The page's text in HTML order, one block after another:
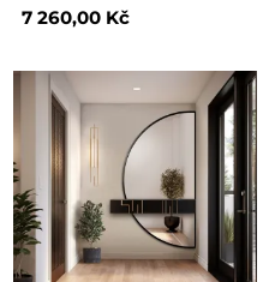
7 260,00 Kč